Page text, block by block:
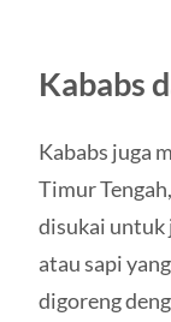
Kababs
Kababs juga
Timur
disukai untuk
atau sapi
digoreng